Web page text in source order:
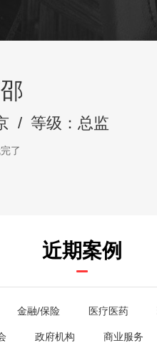
/ 等级：总监
了
近期案例
金融/保险 医疗医药
政府机构 商业服务